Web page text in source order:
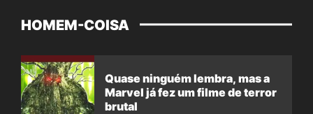
HOMEM-COISA
Quase ninguém lembra, mas a
Marvel já fez um filme de terror
brutal